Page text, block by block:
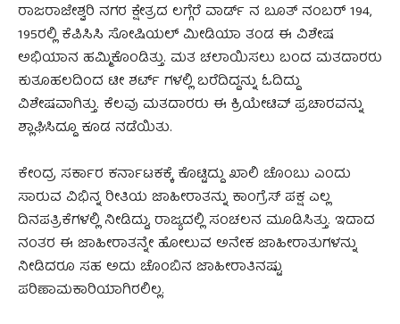
ರಾಜರಾಜೇಶ್ವರಿ ನಗರ ಕ್ಷೇತ್ರದ ಲಗ್ಗೆರೆ ವಾರ್ಡ್‌ ನ ಬೂತ್‌ ನಂಬರ್‌ 194,
195ರಲ್ಲಿ ಕೆಪಿಸಿಸಿ ಸೋಷಿಯಲ್‌ ಮೀಡಿಯಾ ತಂಡ ಈ ವಿಶೇಷ
ಅಭಿಯಾನ ಹಮ್ಮಿಕೊಂಡಿತ್ತು. ಮತ ಚಲಾಯಿಸಲು ಬಂದ ಮತದಾರರು
ಕುತೂಹಲದಿಂದ ಟೀ ಶರ್ಟ್‌ ಗಳಲ್ಲಿ ಬರೆದಿದ್ದನ್ನು ಓದಿದ್ದು
ವಿಶೇಷವಾಗಿತ್ತು. ಕೆಲವು ಮತದಾರರು ಈ ಕ್ರಿಯೇಟಿವ್‌ ಪ್ರಚಾರವನ್ನು
ಶ್ಲಾಘಿಸಿದ್ದೂ ಕೂಡ ನಡೆಯಿತು.
ಕೇಂದ್ರ ಸರ್ಕಾರ ಕರ್ನಾಟಕಕ್ಕೆ ಕೊಟ್ಟಿದ್ದು ಖಾಲಿ ಚೊಂಬು ಎಂದು
ಸಾರುವ ವಿಭಿನ್ನ ರೀತಿಯ ಜಾಹೀರಾತನ್ನು ಕಾಂಗ್ರೆಸ್‌ ಪಕ್ಷ ಎಲ್ಲ
ದಿನಪತ್ರಿಕೆಗಳಲ್ಲಿ ನೀಡಿದ್ದು, ರಾಜ್ಯದಲ್ಲಿ ಸಂಚಲನ ಮೂಡಿಸಿತ್ತು. ಇದಾದ
ನಂತರ ಈ ಜಾಹೀರಾತನ್ನೇ ಹೋಲುವ ಅನೇಕ ಜಾಹೀರಾತುಗಳನ್ನು
ನೀಡಿದರೂ ಸಹ ಅದು ಚೊಂಬಿನ ಜಾಹೀರಾತಿನಷ್ಟು
ಪರಿಣಾಮಕಾರಿಯಾಗಿರಲಿಲ್ಲ.